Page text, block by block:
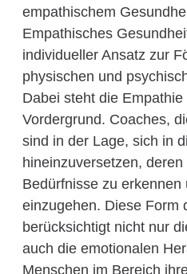
empathischem
Empathisches
individueller Ansatz zur
physischen und
Dabei steht die
Vordergrund. Coaches,
sind in der Lage, sich in
hineinzuversetzen, deren
Bedürfnisse zu erkennen
einzugehen. Diese Form
berücksichtigt nicht nur
auch die emotionalen
Menschen im Bereich